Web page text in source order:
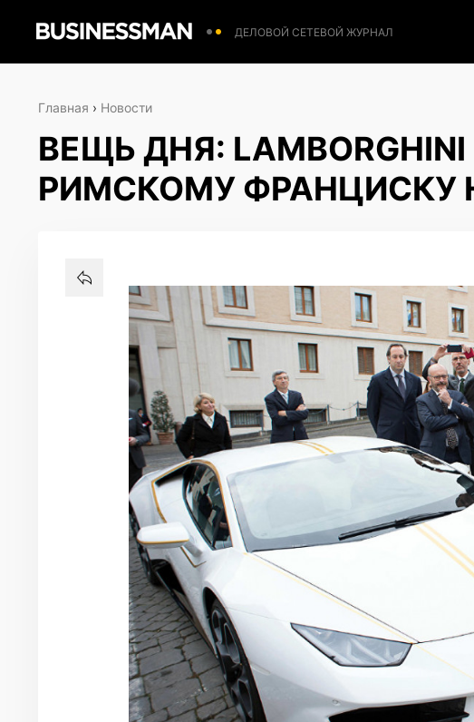
ДЕЛОВОЙ СЕТЕВОЙ ЖУРНАЛ
Главная › Новости
ВЕЩЬ ДНЯ:
РИМСКОМУ ФРАНЦИСКУ